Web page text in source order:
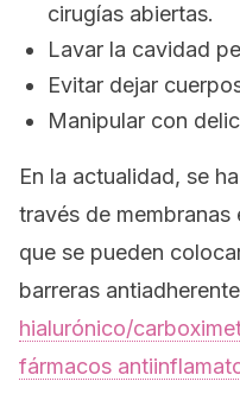
cirugías abiertas.
Lavar la cavidad
Evitar dejar
Manipular con
En la actualidad, se
través de
que se pueden
barreras
hialurónico/
fármacos